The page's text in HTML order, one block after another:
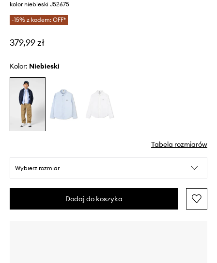
kolor niebieski J52675
-15% z kodem: OFF*
379,99 zł
Kolor: niebieski
Tabela rozmiarów
Wybierz rozmiar
Dodaj do koszyka